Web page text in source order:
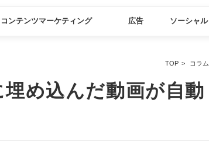
コンテンツマーケティング 広告 ソーシャル
TOP コラム
め込んだ動画が自動